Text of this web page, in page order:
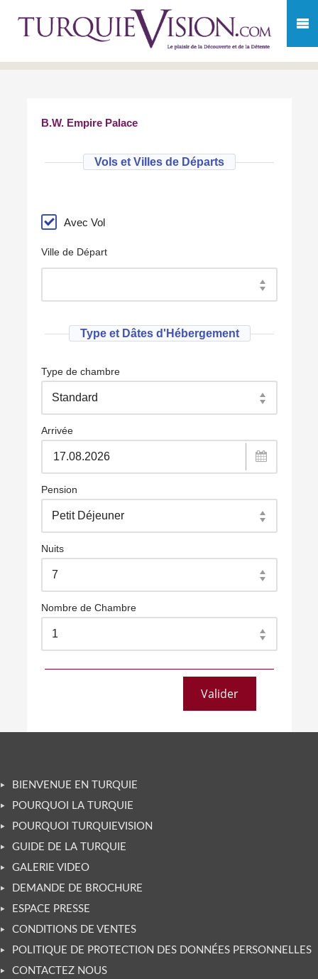
B.W. Empire Palace
Vols et Villes de Départs
Avec Vol
Ville de Départ
Type et Dâtes d'Hébergement
Type de chambre
Arrivée
Pension
Nuits
Nombre de Chambre
BIENVENUE EN TURQUIE
POURQUOI LA TURQUIE
POURQUOI TURQUIEVISION
GUIDE DE LA TURQUIE
GALERIE VIDEO
DEMANDE DE BROCHURE
ESPACE PRESSE
CONDITIONS DE VENTES
POLITIQUE DE PROTECTION DES DONNÉES PERSONNELLES
CONTACTEZ NOUS